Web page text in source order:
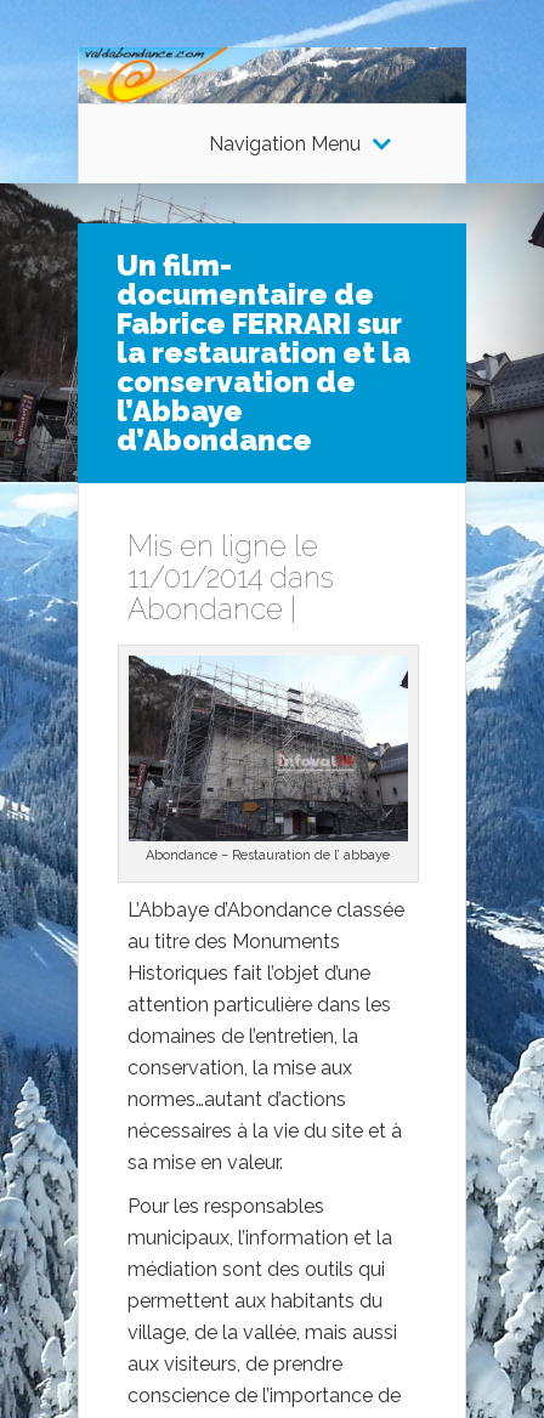
Navigation Menu
Un film-
documentaire de
Fabrice FERRARI sur
la restauration et la
conservation de
l’Abbaye
d’Abondance
Mis en ligne le
11/01/2014 dans
Abondance
Abondance – Restauration de l’ abbaye
L’Abbaye d’Abondance classée
au titre des Monuments
Historiques fait l’objet d’une
attention particulière dans les
domaines de l’entretien, la
conservation, la mise aux
normes…autant d’actions
nécessaires à la vie du site et à
sa mise en valeur.
Pour les responsables
municipaux, l’information et la
médiation sont des outils qui
permettent aux habitants du
village, de la vallée, mais aussi
aux visiteurs, de prendre
conscience de l’importance de